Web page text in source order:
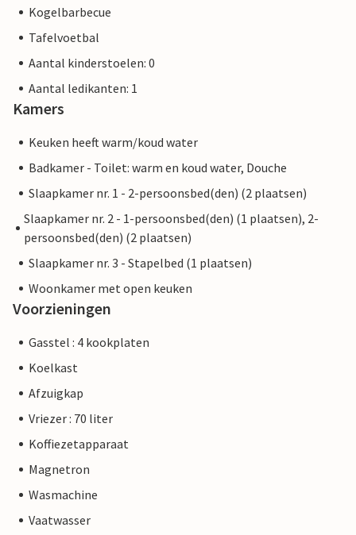
Kogelbarbecue
Tafelvoetbal
Aantal kinderstoelen: 0
Aantal ledikanten: 1
Kamers
Keuken heeft warm/koud water
Badkamer - Toilet: warm en koud water, Douche
Slaapkamer nr. 1 - 2-persoonsbed(den) (2 plaatsen)
Slaapkamer nr. 2 - 1-persoonsbed(den) (1 plaatsen), 2-
persoonsbed(den) (2 plaatsen)
Slaapkamer nr. 3 - Stapelbed (1 plaatsen)
Woonkamer met open keuken
Voorzieningen
Gasstel : 4 kookplaten
Koelkast
Afzuigkap
Vriezer : 70 liter
Koffiezetapparaat
Magnetron
Wasmachine
Vaatwasser